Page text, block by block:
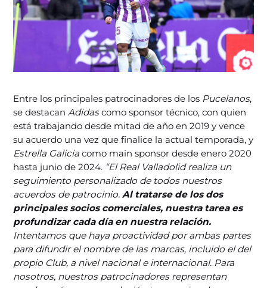
Entre los principales patrocinadores de los Pucelanos,
se destacanAdidascomo sponsor técnico, con quien
está trabajando desde mitad de año en 2019 y vence
su acuerdo una vez que finalice la actual temporada, y
Estrella Galicia como main sponsor desde enero 2020
hasta junio de 2024. “El Real Valladolid realiza un
seguimiento personalizado de todos nuestros
acuerdos de patrocinio.Al tratarse de los dos
principales socios comerciales, nuestra tarea es
profundizar cada día en nuestra relación.
Intentamos que haya proactividad por ambas partes
para difundir el nombre de las marcas, incluido el del
propio Club, a nivel nacional e internacional. Para
nosotros, nuestros patrocinadores representan